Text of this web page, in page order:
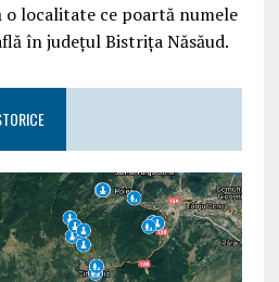
o localitate ce poartă numele
în județul Bistrița Năsăud.